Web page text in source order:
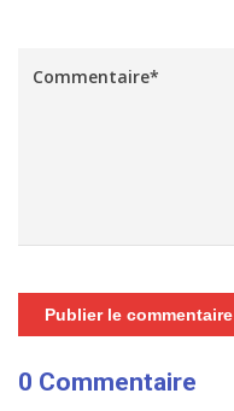
Publier le commentaire
0 Commentaire